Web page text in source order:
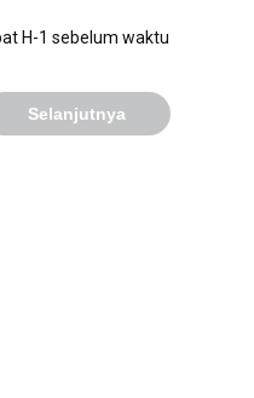
H-1 sebelum waktu